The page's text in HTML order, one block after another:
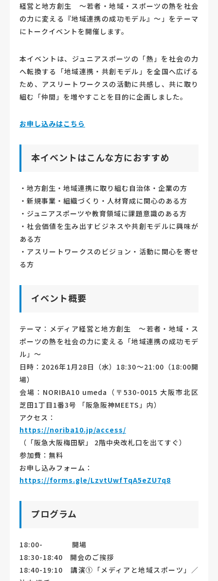
経営と地方創生 ～若者・地域・スポーツの熱を社会
の力に変える『地域連携の成功モデル』～」をテーマ
にトークイベントを開催します。
本イベントは、ジュニアスポーツの「熱」を社会の力
へ転換する「地域連携・共創モデル」を全国へ広げる
ため、アスリートワークスの活動に共感し、共に取り
組む「仲間」を増やすことを目的に企画しました。
お申し込みはこちら
本イベントはこんな方におすすめ
・地方創生・地域連携に取り組む自治体・企業の方
・新規事業・組織づくり・人材育成に関心のある方
・ジュニアスポーツや教育領域に課題意識のある方
・社会価値を生み出すビジネスや共創モデルに興味が
ある方
・アスリートワークスのビジョン・活動に関心を寄せ
る方
イベント概要
テーマ：メディア経営と地方創生 ～若者・地域・ス
ポーツの熱を社会の力に変える「地域連携の成功モデ
ル」～
日時：2026年1月28日（水）18:30〜21:00（18:00開
場）
会場：NORIBA10 umeda（〒530-0015 大阪市北区
芝田1丁目1番3号 「阪急阪神MEETS」内）
アクセス：
https://noriba10.jp/access/
（「阪急大阪梅田駅」 2階中央改札口を出てすぐ）
参加費：無料
お申し込みフォーム：
https://forms.gle/LzvtUwfTqA5eZU7q8
プログラム
18:00- 開場
18:30-18:40 開会のご挨拶
18:40-19:10 講演①「メディアと地域スポーツ」／